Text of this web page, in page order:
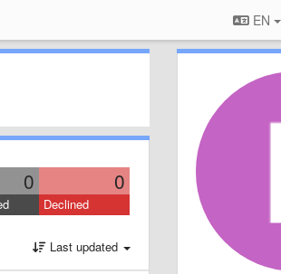
EN
0 0
Declined
Last updated